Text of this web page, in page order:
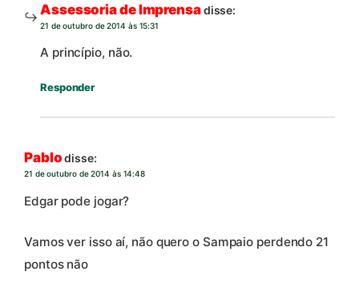
Assessoria de Imprensadisse:
21 de outubro de 2014 às 15:31
A princípio, não.
Responder
Pablo disse:
21 de outubro de 2014 às 14:48
Edgar pode jogar?
Vamos ver isso aí, não quero o Sampaio perdendo 21
pontos não